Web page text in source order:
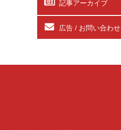
記事アーカイブ
広告 / お問い合わせ